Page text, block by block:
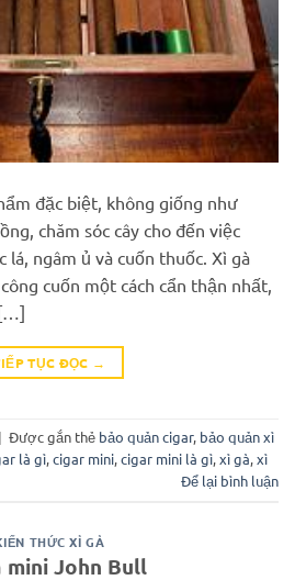
đặc biệt, không giống như
chăm sóc cây cho đến việc
lá, ngâm ủ và cuốn thuốc. Xì gà
cuốn một cách cẩn thận nhất,
[…]
TỤC ĐỌC →
| Được gắn thẻ bảo quản cigar, bảo quản xì
là gì,cigar mini,cigar mini là gì,xì gà,xì
Để lại bình luận
THỨC XÌ GÀ
mini John Bull